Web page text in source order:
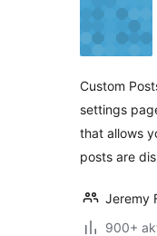
Custom
settings
that allows
posts are
Jeremy
900+